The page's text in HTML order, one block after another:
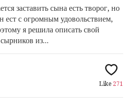
заставить сына есть творог, но
ест с огромным удовольствием,
я решила описать свой
из...
Like 271